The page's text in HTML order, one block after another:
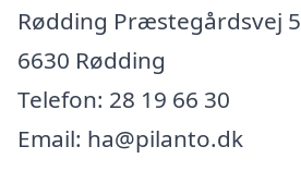
Rødding Præstegårdsvej 5
6630 Rødding
Telefon: 28 19 66 30
Email: ha@pilanto.dk